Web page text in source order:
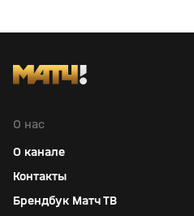
О нас
О канале
Контакты
Брендбук Матч ТВ